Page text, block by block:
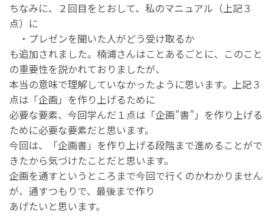
ちなみに、２回目をとおして、私のマニュアル（上記３
点）に
・プレゼンを聞いた人がどう受け取るか
も追加されました。楠浦さんはことあるごとに、このこと
の重要性を説かれておりましたが、
本当の意味で理解していなかったように思います。上記３
点は「企画」を作り上げるために
必要な要素、今回学んだ１点は「企画”書”」を作り上げる
ために必要な要素だと思います。
今回は、「企画書」を作り上げる段階まで進めることがで
きたから気づけたことだと思います。
企画を通すというところまで今回で行くのかわかりません
が、通すつもりで、最後まで作り
あげたいと思います。